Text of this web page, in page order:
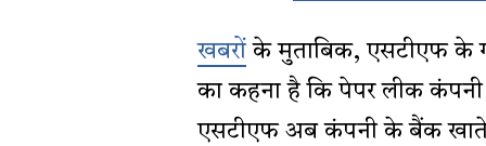
खबरोंके मुताबिक, एसटीएफ के
का कहना है कि पेपर लीक
एसटीएफ अब कंपनी के बैंक